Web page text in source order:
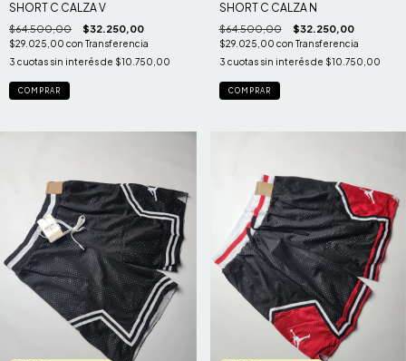
SHORT C CALZA V
$64.500,00 $32.250,00
$29.025,00 con Transferencia
3 cuotas sin interés de $10.750,00
COMPRAR
SHORT C CALZA N
$64.500,00 $32.250,00
$29.025,00 con Transferencia
3 cuotas sin interés de $10.750,00
COMPRAR